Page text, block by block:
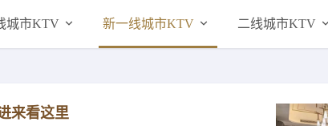
城市KTV 新一线城市KTV 二线城市KTV
来看这里